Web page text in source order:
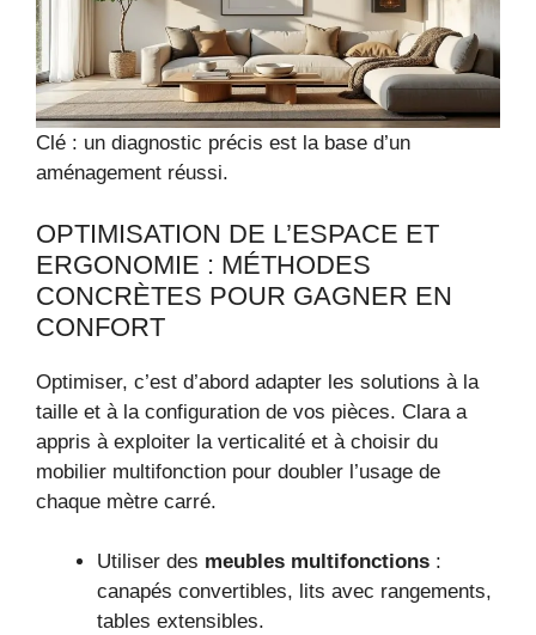
Clé : un diagnostic précis est la base d’un
aménagement réussi.
OPTIMISATION DE L’ESPACE ET
ERGONOMIE : MÉTHODES
CONCRÈTES POUR GAGNER EN
CONFORT
Optimiser, c’est d’abord adapter les solutions à la
taille et à la configuration de vos pièces. Clara a
appris à exploiter la verticalité et à choisir du
mobilier multifonction pour doubler l’usage de
chaque mètre carré.
Utiliser des meubles multifonctions :
canapés convertibles, lits avec rangements,
tables extensibles.